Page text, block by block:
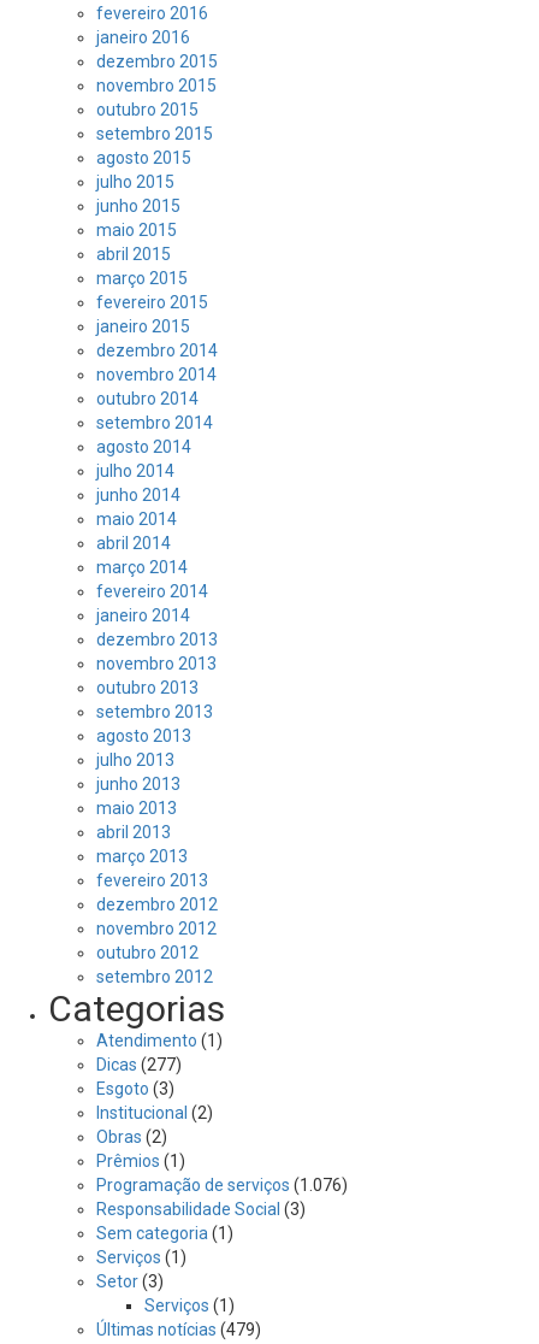
fevereiro 2016
janeiro 2016
dezembro 2015
novembro 2015
outubro 2015
setembro 2015
agosto 2015
julho 2015
junho 2015
maio 2015
abril 2015
março 2015
fevereiro 2015
janeiro 2015
dezembro 2014
novembro 2014
outubro 2014
setembro 2014
agosto 2014
julho 2014
junho 2014
maio 2014
abril 2014
março 2014
fevereiro 2014
janeiro 2014
dezembro 2013
novembro 2013
outubro 2013
setembro 2013
agosto 2013
julho 2013
junho 2013
maio 2013
abril 2013
março 2013
fevereiro 2013
dezembro 2012
novembro 2012
outubro 2012
setembro 2012
Categorias
Atendimento (1)
Dicas (277)
Esgoto (3)
Institucional (2)
Obras (2)
Prêmios (1)
Programação de serviços (1.076)
Responsabilidade Social (3)
Sem categoria (1)
Serviços (1)
Setor(3)
Serviços (1)
Últimas notícias (479)